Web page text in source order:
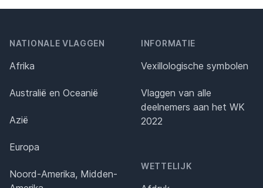
NATIONALE VLAGGEN
Afrika
Australië en Oceanië
Azië
Europa
Noord-Amerika, Midden-
INFORMATIE
Vexillologische symbolen
Vlaggen van alle
deelnemers aan het WK
2022
WETTELIJK